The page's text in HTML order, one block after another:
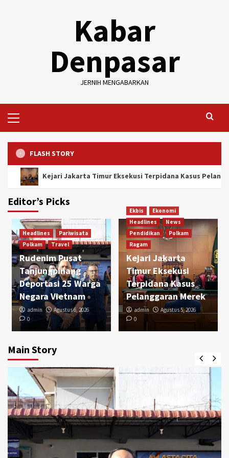
Kabar
Denpasar
JERNIH MENGABARKAN
Menu
FLASH STORY
Timur Eksekusi Terpidana Kasus Pelanggaran Merek
Main Story
Editor’s Picks
Headlines
Pariwisata
Polkam
Travel
Rudenim Pusat
Tanjungpinang
Deportasi 25 Warga
Negara Vietnam
admin
Agustus 6, 2026
0
Ekbis
Ekonomi
Headlines
News
Pendidikan
Polkam
Ragam
Kejari Jakarta
Timur Eksekusi
Terpidana Kasus
Pelanggaran Merek
admin
Agustus 5, 2026
0